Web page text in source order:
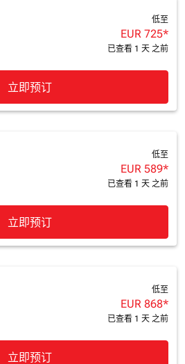
低至
EUR 725*
已查看 1 天 之前
立即预订
低至
EUR 589*
已查看 1 天 之前
立即预订
低至
EUR 868*
已查看 1 天 之前
立即预订